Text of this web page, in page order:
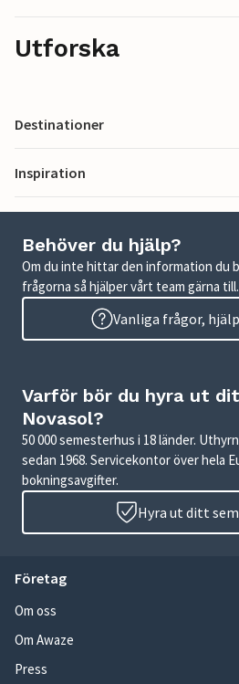
Utforska
Destinationer
Inspiration
Behöver du hjälp?
Om du inte hittar den information du
frågorna så hjälper vårt team gärna till.
Vanliga frågor,
Varför bör du hyra ut
Novasol?
50 000 semesterhus i 18 länder.
sedan 1968. Servicekontor över hela
bokningsavgifter.
Hyra ut ditt
Företag
Om oss
Om Awaze
Press